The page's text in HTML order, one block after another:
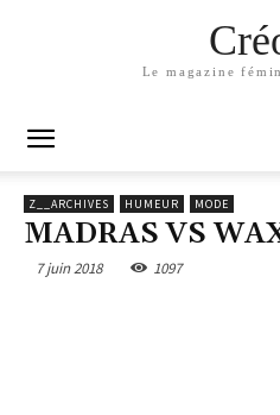
Le magazine
Z__ARCHIVES HUMEUR MODE
MADRAS VS
7 juin 2018 1097